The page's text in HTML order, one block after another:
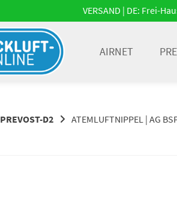
VERSAND | DE: Frei-
AIRNET
PREVOST-D2 ATEMLUFTNIPPEL | AG